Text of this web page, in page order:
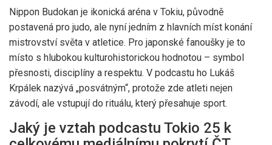
Nippon Budokan je ikonická aréna v Tokiu, původně
postavená pro judo, ale nyní jedním z hlavních míst konání
mistrovství světa v atletice. Pro japonské fanoušky je to
místo s hlubokou kulturohistorickou hodnotou – symbol
přesnosti, disciplíny a respektu. V podcastu ho Lukáš
Krpálek nazývá „posvátným“, protože zde atleti nejen
závodí, ale vstupují do rituálu, který přesahuje sport.
Jaký je vztah podcastu Tokio 25 k